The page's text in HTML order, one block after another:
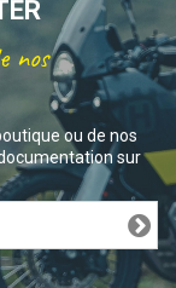
nos
ou de nos
sur